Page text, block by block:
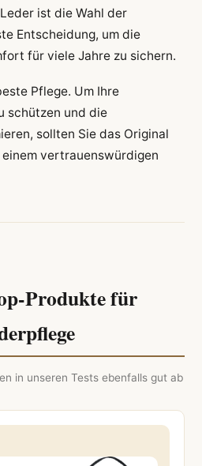
ist die Wahl der
Entscheidung, um die
für viele Jahre zu sichern.
Pflege. Um Ihre
schützen und die
sollten Sie das Original
vertrauenswürdigen
Produkte für
in unseren Tests ebenfalls gut ab